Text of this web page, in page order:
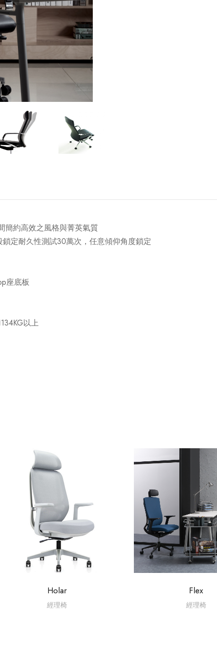
簡約高效之風格與菁英氣質
定耐久性測試30萬次，任意傾仰角度鎖定
座底板
以上
Holar
經理椅
Flex
經理椅